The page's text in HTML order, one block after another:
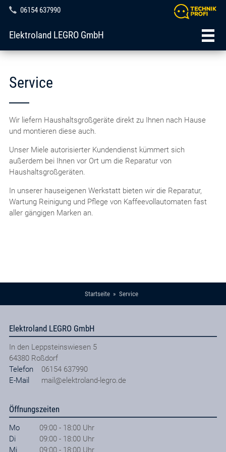
06154 637990
Elektroland LEGRO GmbH
Service
Wir liefern Haushaltsgroßgeräte direkt zu Ihnen nach Hause
und montieren diese auch.
Unser Miele autorisierter Kundendienst kümmert sich
außerdem bei Ihnen vor Ort um die Reparatur von
Haushaltsgroßgeräten.
In unserer hauseigenen Werkstatt bieten wir die Reparatur,
Wartung Reinigung und Pflege von Kaffeevollautomaten fast
aller gängigen Marken an.
Startseite Service
Elektroland LEGRO GmbH
In den Leppsteinswiesen 5
64380 Roßdorf
Telefon
06154 637990
E-Mail
mail@elektroland-legro.de
Öffnungszeiten
Mo
09:00 - 18:00 Uhr
Di
09:00 - 18:00 Uhr
Mi
09:00 - 18:00 Uhr